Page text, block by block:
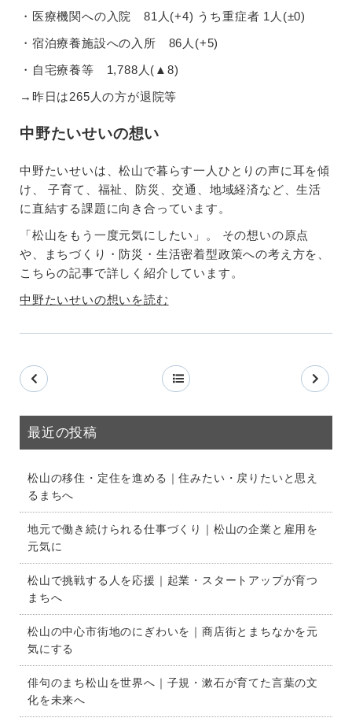
・医療機関への入院 81人(+4) うち重症者 1人(±0)
・宿泊療養施設への入所 86人(+5)
・自宅療養等 1,788人(▲8)
→昨日は265人の方が退院等
中野たいせいの想い
中野たいせいは、松山で暮らす一人ひとりの声に耳を傾
け、 子育て、福祉、防災、交通、地域経済など、生活
に直結する課題に向き合っています。
「松山をもう一度元気にしたい」。 その想いの原点
や、まちづくり・防災・生活密着型政策への考え方を、
こちらの記事で詳しく紹介しています。
中野たいせいの想いを読む
最近の投稿
松山の移住・定住を進める｜住みたい・戻りたいと思え
るまちへ
地元で働き続けられる仕事づくり｜松山の企業と雇用を
元気に
松山で挑戦する人を応援｜起業・スタートアップが育つ
まちへ
松山の中心市街地のにぎわいを｜商店街とまちなかを元
気にする
俳句のまち松山を世界へ｜子規・漱石が育てた言葉の文
化を未来へ